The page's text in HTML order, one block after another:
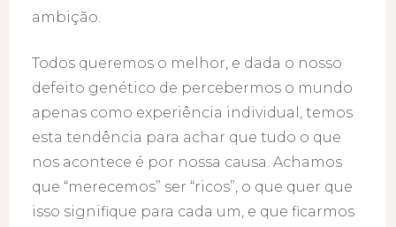
ambição.
Todos queremos o melhor, e dada o nosso
defeito genético de percebermos o mundo
apenas como experiência individual, temos
esta tendência para achar que tudo o que
nos acontece é por nossa causa. Achamos
que “merecemos” ser “ricos”, o que quer que
isso signifique para cada um, e que ficarmos